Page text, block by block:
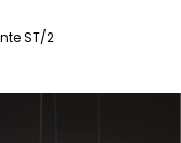
ST/2